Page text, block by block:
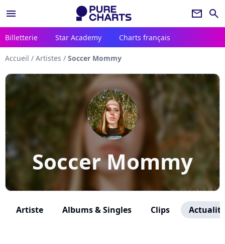
menu newsletter search
Billetterie Star Academy Charts français
Accueil / Artistes / Soccer Mommy
Soccer Mommy
Artiste Albums & Singles Clips